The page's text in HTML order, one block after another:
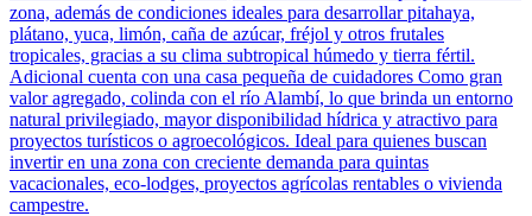
zona, además de condiciones ideales para desarrollar pitahaya,
plátano, yuca, limón, caña de azúcar, fréjol y otros frutales
tropicales, gracias a su clima subtropical húmedo y tierra fértil.
Adicional cuenta con una casa pequeña de cuidadores Como gran
valor agregado, colinda con el río Alambí, lo que brinda un entorno
natural privilegiado, mayor disponibilidad hídrica y atractivo para
proyectos turísticos o agroecológicos. Ideal para quienes buscan
invertir en una zona con creciente demanda para quintas
vacacionales, eco-lodges, proyectos agrícolas rentables o vivienda
campestre.